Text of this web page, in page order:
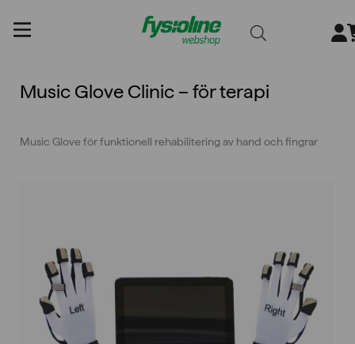
innehållet
Music Glove Clinic – för terapi
Music Glove för funktionell rehabilitering av hand och fingrar